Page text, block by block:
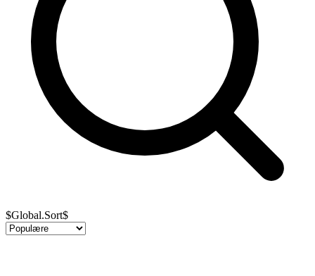
$Global.Sort$